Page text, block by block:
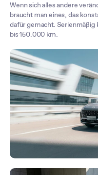
Wenn sich alles andere
braucht man eines, das
dafür gemacht. Serienmäßig
bis 150.000 km.